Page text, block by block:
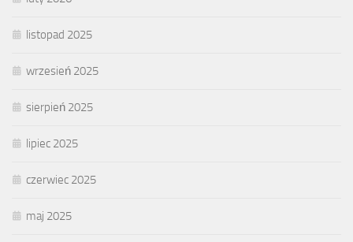
listopad 2025
wrzesień 2025
sierpień 2025
lipiec 2025
czerwiec 2025
maj 2025